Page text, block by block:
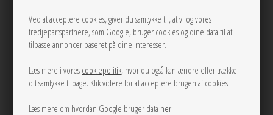
Ved at acceptere cookies, giver du samtykke til, at vi og vores
tredjepartspartnere, som Google, bruger cookies og dine data til at
tilpasse annoncer baseret på dine interesser.
Læs mere i vores cookiepolitik, hvor du også kan ændre eller trække
dit samtykke tilbage. Klik videre for at acceptere brugen af cookies.
Læs mere om hvordan Google bruger data her.
LÆG I KURVEN
Tilføj til Ønskeskyen
Off White Satin Rose String fra Becksöndergaard med klemme og